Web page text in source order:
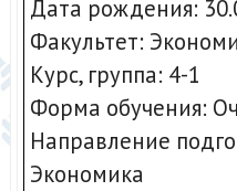
Дата рождения:
Факультет:
Курс, группа: 4-1
Форма обучения:
Направление
Экономика